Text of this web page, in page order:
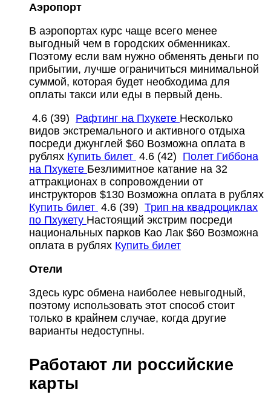
Аэропорт
В аэропортах курс чаще всего менее
выгодный чем в городских обменниках.
Поэтому если вам нужно обменять деньги по
прибытии, лучше ограничиться минимальной
суммой, которая будет необходима для
оплаты такси или еды в первый день.
4.6 (39) Рафтинг на Пхукете Несколько
видов экстремального и активного отдыха
посреди джунглей $60 Возможна оплата в
рублях Купить билет 4.6 (42) Полет Гиббона
на Пхукете Безлимитное катание на 32
аттракционах в сопровождении от
инструкторов $130 Возможна оплата в рублях
Купить билет 4.6 (39) Трип на квадроциклах
по Пхукету Настоящий экстрим посреди
национальных парков Као Лак $60 Возможна
оплата в рублях Купить билет
Отели
Здесь курс обмена наиболее невыгодный,
поэтому использовать этот способ стоит
только в крайнем случае, когда другие
варианты недоступны.
Работают ли российские
карты